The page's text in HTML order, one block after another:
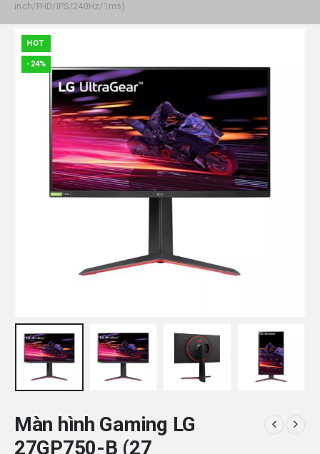
inch/FHD/IPS/240Hz/1ms)
HOT
-24%
Màn hình Gaming LG
27GP750-B (27